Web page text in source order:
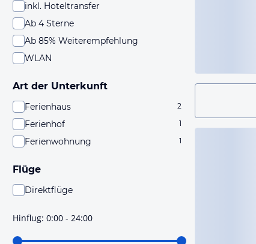
inkl. Hoteltransfer
Ab 4 Sterne
Ab 85% Weiterempfehlung
WLAN
Art der Unterkunft
Ferienhaus 2
Ferienhof 1
Ferienwohnung 1
Flüge
Direktflüge
hoher Wahrscheinlichkeit Direktflüge sind. Bitte
prüfe vor der Buchung noch einmal die Flugdetails.
Hinflug: 0:00 - 24:00